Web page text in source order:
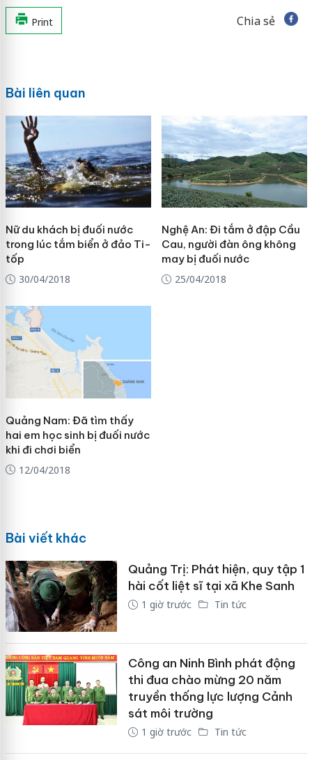
Print Chia sẻ
Bài liên quan
Nữ du khách bị đuối nước
trong lúc tắm biển ở đảo Ti-
tốp
30/04/2018
Nghệ An: Đi tắm ở đập Cầu
Cau, người đàn ông không
may bị đuối nước
25/04/2018
Quảng Nam: Đã tìm thấy
hai em học sinh bị đuối nước
khi đi chơi biển
12/04/2018
Bài viết khác
Quảng Trị: Phát hiện, quy tập 1
hài cốt liệt sĩ tại xã Khe Sanh
1 giờ trước Tin tức
Công an Ninh Bình phát động
thi đua chào mừng 20 năm
truyền thống lực lượng Cảnh
sát môi trường
1 giờ trước Tin tức